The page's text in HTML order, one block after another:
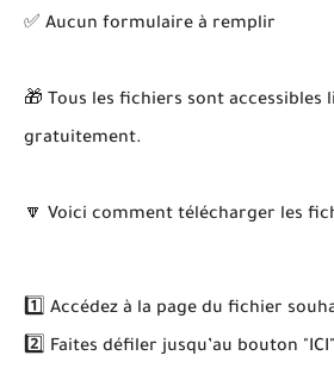
✅ Aucun formulaire à remplir
🎁 Tous les fichiers sont accessibles
gratuitement.
🔽 Voici comment télécharger les
1️⃣ Accédez à la page du fichier
2️⃣ Faites défiler jusqu’au bouton